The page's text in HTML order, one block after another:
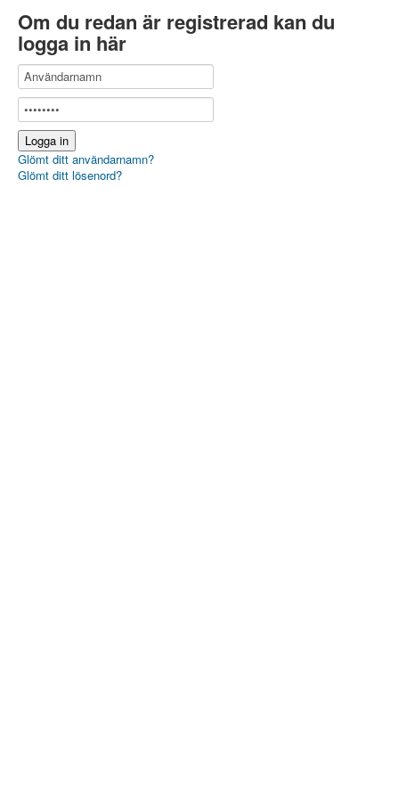
Om du redan är registrerad kan du
logga in här
Glömt ditt användarnamn?
Glömt ditt lösenord?